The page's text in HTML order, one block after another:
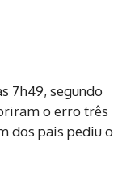
7h49, segundo
o erro três
dos pais pediu o